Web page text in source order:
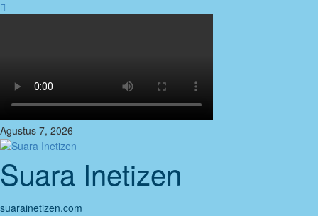
Skip
Agustus 7, 2026
Suara Inetizen
suarainetizen.com